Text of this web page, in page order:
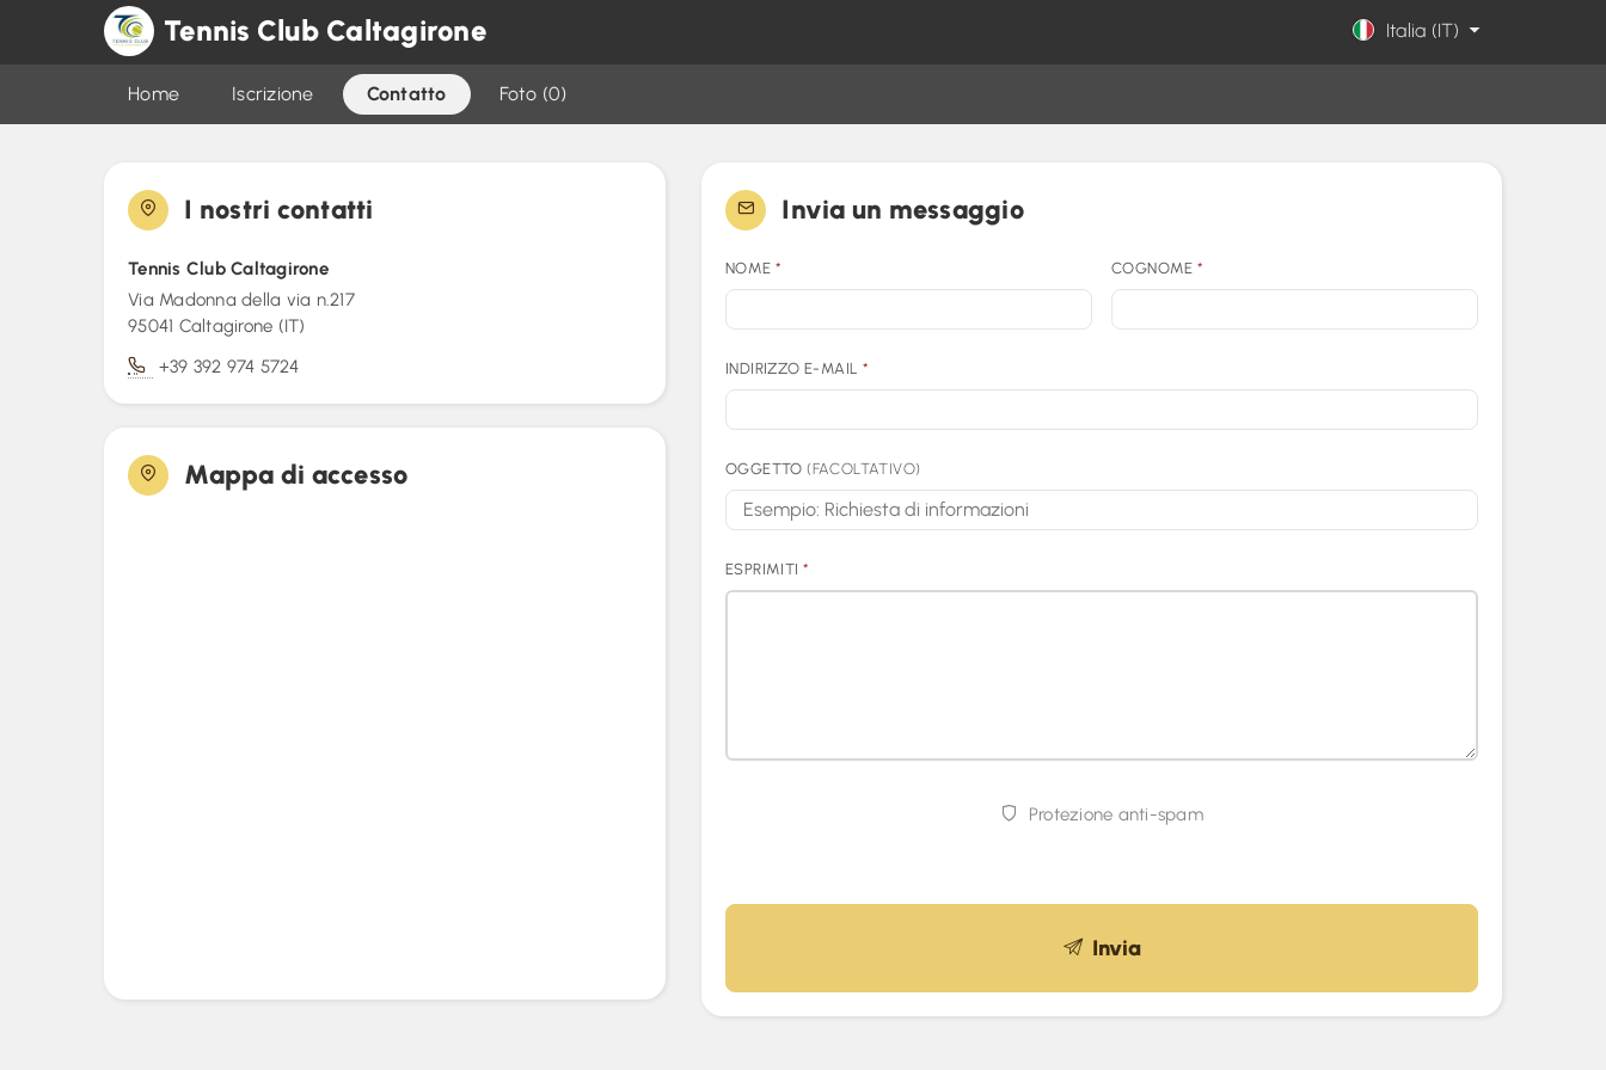
Tennis Club Caltagirone Italia (IT)
Home Iscrizione Contatto Foto (0)
I nostri contatti
Tennis Club Caltagirone
Via Madonna della via n.217
95041 Caltagirone (IT)
+39 392 974 5724
Mappa di accesso
Invia un messaggio
NOME * COGNOME*
INDIRIZZO E-MAIL *
OGGETTO(FACOLTATIVO)
ESPRIMITI*
Protezione anti-spam
Invia